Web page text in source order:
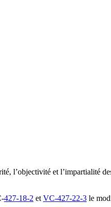
l’objectivité et l’impartialité
427-18-2 et VC-427-22-3 le